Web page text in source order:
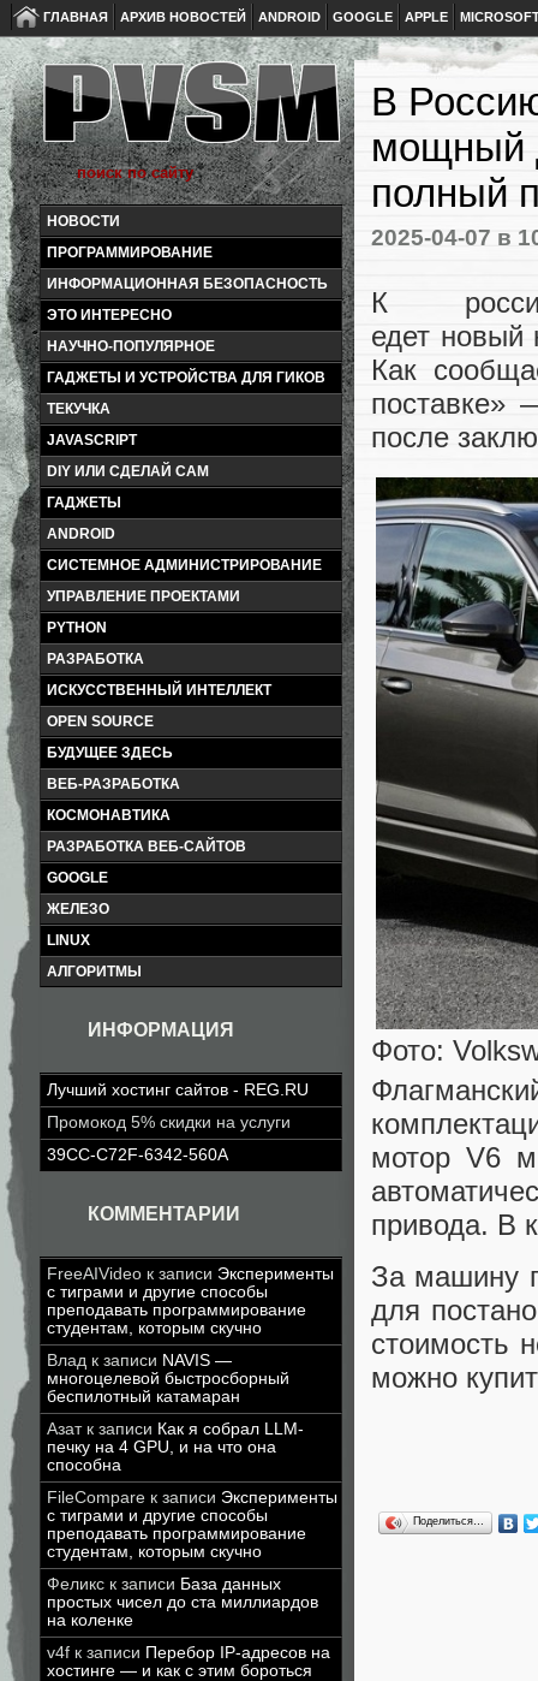
ГЛАВНАЯ АРХИВ НОВОСТЕЙ ANDROID GOOGLE APPLE
НОВОСТИ
ПРОГРАММИРОВАНИЕ
ИНФОРМАЦИОННАЯ БЕЗОПАСНОСТЬ
ЭТО ИНТЕРЕСНО
НАУЧНО-ПОПУЛЯРНОЕ
ГАДЖЕТЫ И УСТРОЙСТВА ДЛЯ ГИКОВ
ТЕКУЧКА
JAVASCRIPT
DIY ИЛИ СДЕЛАЙ САМ
ГАДЖЕТЫ
ANDROID
СИСТЕМНОЕ АДМИНИСТРИРОВАНИЕ
УПРАВЛЕНИЕ ПРОЕКТАМИ
PYTHON
РАЗРАБОТКА
ИСКУССТВЕННЫЙ ИНТЕЛЛЕКТ
OPEN SOURCE
БУДУЩЕЕ ЗДЕСЬ
ВЕБ-РАЗРАБОТКА
КОСМОНАВТИКА
РАЗРАБОТКА ВЕБ-САЙТОВ
GOOGLE
ЖЕЛЕЗО
LINUX
АЛГОРИТМЫ
ИНФОРМАЦИЯ
Лучший хостинг сайтов - REG.RU
Промокод 5% скидки на услуги
39CC-C72F-6342-560A
КОММЕНТАРИИ
FreeAIVideo к записи Эксперименты
с тиграми и другие способы
преподавать программирование
студентам, которым скучно
Влад к записи NAVIS —
многоцелевой быстросборный
беспилотный катамаран
Азатк записи Как я собрал LLM-
печку на 4 GPU, и на что она
способна
FileCompare к записи Эксперименты
с тиграми и другие способы
преподавать программирование
студентам, которым скучно
Феликс к записи База данных
простых чисел до ста миллиардов
на коленке
v4f к записи Перебор IP-адресов на
хостинге — и как с этим бороться
В
мощный
полный
2025-04-07 в
К
едет новый
Как
поставке»
после
Фото:
мотор V6
привода. В
За машину
для
стоимость
можно
Поделиться…